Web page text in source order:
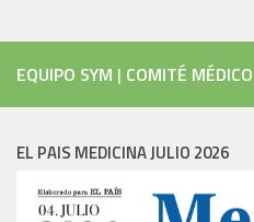
EQUIPO SYM | COMITÉ MÉDICO
EL PAIS MEDICINA JULIO 2026